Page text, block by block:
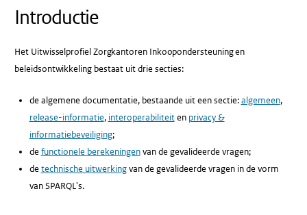
Introductie
Het Uitwisselprofiel Zorgkantoren Inkoopondersteuning en
beleidsontwikkeling bestaat uit drie secties:
de algemene documentatie, bestaande uit een sectie:algemeen,
release-informatie, interoperabiliteiten privacy &
informatiebeveiliging;
defunctionele berekeningenvan de gevalideerde vragen;
detechnische uitwerkingvan de gevalideerde vragen in de vorm
van SPARQL's.